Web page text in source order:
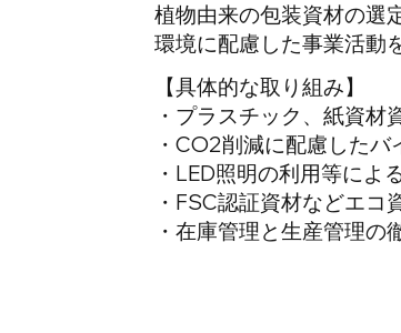
植物由来の包装資材の選
環境に配慮した事業活動
【具体的な取り組み】
・プラスチック、紙資材
・CO2削減に配慮した
・LED照明の利用等によ
・FSC認証資材などエコ
・在庫管理と生産管理